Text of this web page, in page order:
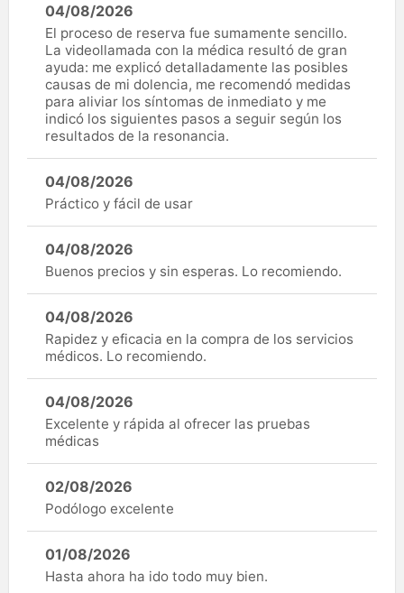
04/08/2026
El proceso de reserva fue sumamente sencillo.
La videollamada con la médica resultó de gran
ayuda: me explicó detalladamente las posibles
causas de mi dolencia, me recomendó medidas
para aliviar los síntomas de inmediato y me
indicó los siguientes pasos a seguir según los
resultados de la resonancia.
04/08/2026
Práctico y fácil de usar
04/08/2026
Buenos precios y sin esperas. Lo recomiendo.
04/08/2026
Rapidez y eficacia en la compra de los servicios
médicos. Lo recomiendo.
04/08/2026
Excelente y rápida al ofrecer las pruebas
médicas
02/08/2026
Podólogo excelente
01/08/2026
Hasta ahora ha ido todo muy bien.